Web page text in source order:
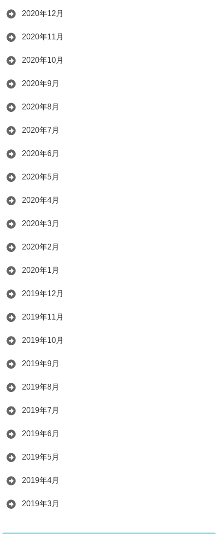
2020年12月
2020年11月
2020年10月
2020年9月
2020年8月
2020年7月
2020年6月
2020年5月
2020年4月
2020年3月
2020年2月
2020年1月
2019年12月
2019年11月
2019年10月
2019年9月
2019年8月
2019年7月
2019年6月
2019年5月
2019年4月
2019年3月